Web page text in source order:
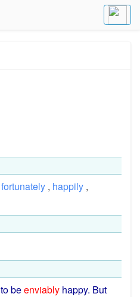
fortunately , happily ,
to beenviably happy. But